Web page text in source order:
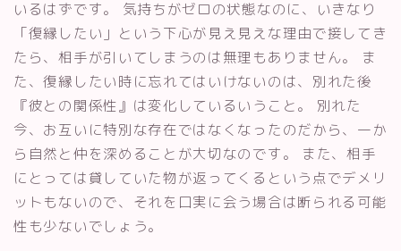
いるはずです。 気持ちがゼロの状態なのに、いきなり
「復縁したい」という下心が見え見えな理由で接してき
たら、相手が引いてしまうのは無理もありません。 ま
た、復縁したい時に忘れてはいけないのは、別れた後
『彼との関係性』は変化しているいうこと。 別れた
今、お互いに特別な存在ではなくなったのだから、一か
ら自然と仲を深めることが大切なのです。 また、相手
にとっては貸していた物が返ってくるという点でデメリ
ットもないので、それを口実に会う場合は断られる可能
性も少ないでしょう。